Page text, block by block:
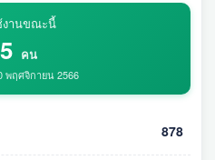
งานขณะนี้
คน
พฤศจิกายน 2566
878